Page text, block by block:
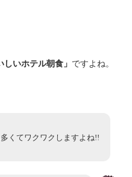
しいホテル朝食」 ですよね。
くてワクワクしますよね!!